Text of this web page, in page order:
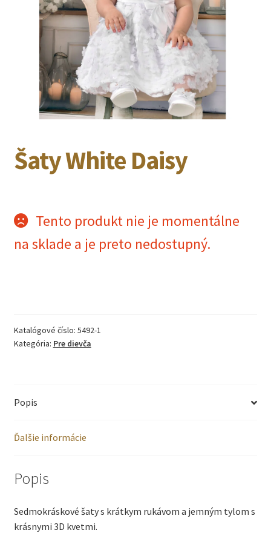
Šaty White Daisy
Tento produkt nie je momentálne
na sklade a je preto nedostupný.
Katalógové číslo: 5492-1
Kategória: Pre dievča
Popis
Ďalšie informácie
Popis
Sedmokráskové šaty s krátkym rukávom a jemným tylom s
krásnymi 3D kvetmi.